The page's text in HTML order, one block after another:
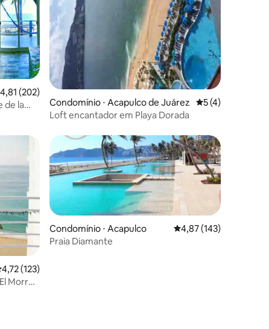
de uma avaliação média de 5, 202 avaliações
4,81 (202)
de la
Condomínio ⋅ Acapulco de Juárez 5 de uma
5 (4)
Loft encantador em Playa Dorada
de uma avaliação média de 5, 123 avaliações
4,72 (123)
Morro
Condomínio ⋅ Acapulco 4,87 de uma avaliação
4,87 (143)
Praia Diamante